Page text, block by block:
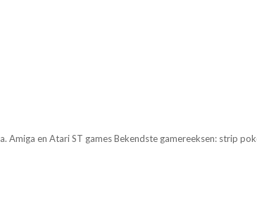
Amiga en Atari ST games Bekendste gamereeksen: strip